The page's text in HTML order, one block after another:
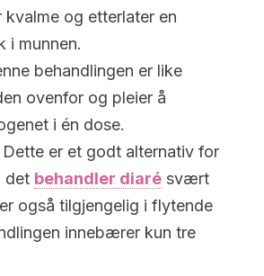
kvalme og etterlater en
i munnen.
behandlingen er like
ovenfor og pleier å
i én dose.
Dette er et godt alternativ for
det behandler diaré svært
også tilgjengelig i flytende
innebærer kun tre